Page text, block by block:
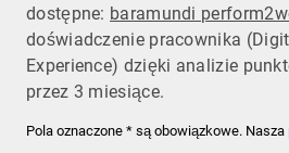
dostępne: baramundi
doświadczenie pracownika
Experience) dzięki analizie
przez 3 miesiące.
Pola oznaczone * są obowiązkowe. Nasza